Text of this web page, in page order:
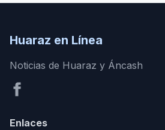
Huaraz en Línea
Noticias de Huaraz y Áncash
Enlaces